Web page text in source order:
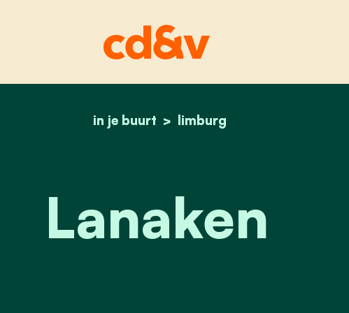
home
in je buurt limburg
lanaken
Lanaken